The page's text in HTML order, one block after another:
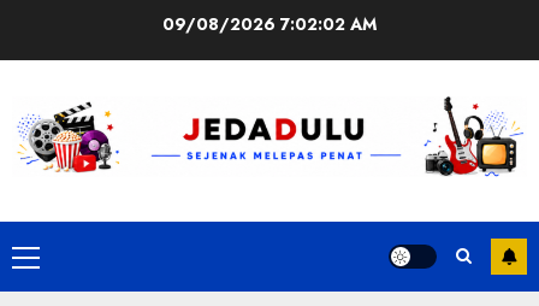
09/08/2026 7:02:02 AM
Primary
Menu